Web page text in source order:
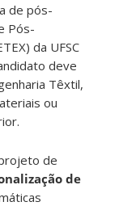
de pós-
Pós-
da UFSC
deve
Têxtil,
ou
de
de